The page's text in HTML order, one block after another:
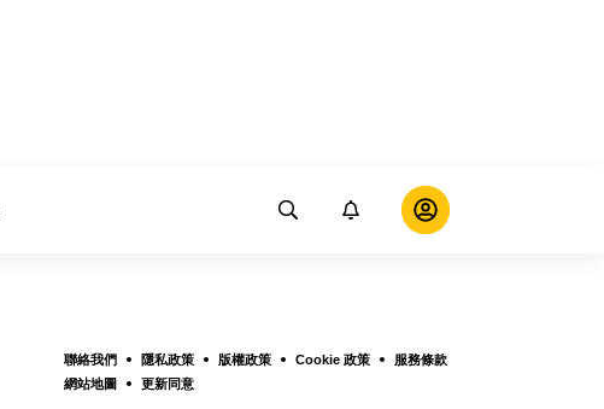
聯絡我們 隱私政策 版權政策 Cookie 政策
服務條款
網站地圖
更新同意